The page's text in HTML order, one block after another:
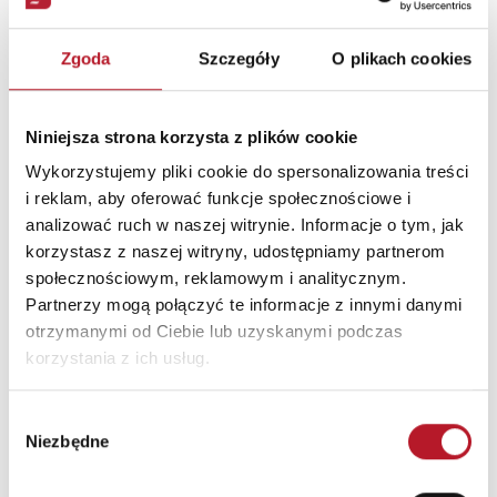
Zgoda Szczegóły O plikach cookies
Niniejsza strona korzysta z plików cookie
Wykorzystujemy pliki cookie do spersonalizowania treści
i reklam, aby oferować funkcje społecznościowe i
analizować ruch w naszej witrynie. Informacje o tym, jak
korzystasz z naszej witryny, udostępniamy partnerom
społecznościowym, reklamowym i analitycznym.
Partnerzy mogą połączyć te informacje z innymi danymi
otrzymanymi od Ciebie lub uzyskanymi podczas
korzystania z ich usług.
zgody
Niezbędne
która realnie wpływa na jakość pracy.
Od czego zacząć, jeśli dopiero
wchodzisz w świat
bezpłatnych kursów?
Na początku nie warto sięgać po najbardziej
zaawansowane materiały. O wiele
skuteczniejsze jest budowanie fundamentów
- zwłaszcza gdy dopiero poznajesz nowy
obszar. Najlepiej wybrać taki temat, który
jest potrzebny już teraz: może to być
danymi, komunikacja albo podstawy